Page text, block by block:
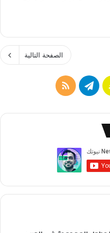
الصفحة التالية
س
ا
ب
ت
ش
ت
ق
ر
ا
ص
ا
ل
و